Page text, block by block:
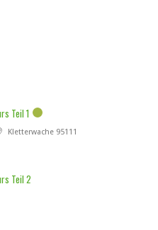
Teil 1
Kletterwache 95111
Teil 2